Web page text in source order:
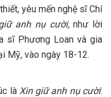
yêu mến nghệ sĩ Chí
anh nụ cười,như lời
sĩ Phương Loan và gia
Mỹ, vào ngày 18-12.
là Xin giữ anh nụ cười: